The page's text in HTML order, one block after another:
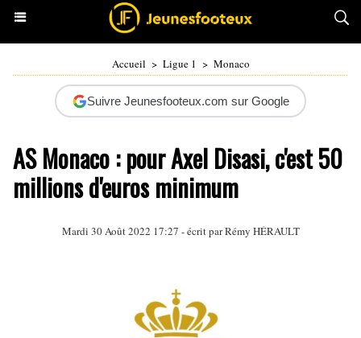
Accueil > Ligue 1 > Monaco
Suivre Jeunesfooteux.com sur Google
AS Monaco : pour Axel Disasi, c'est 50
millions d'euros minimum
Mardi 30 Août 2022 17:27 - écrit parRémy HÉRAULT